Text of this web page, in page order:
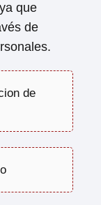
que
de
de